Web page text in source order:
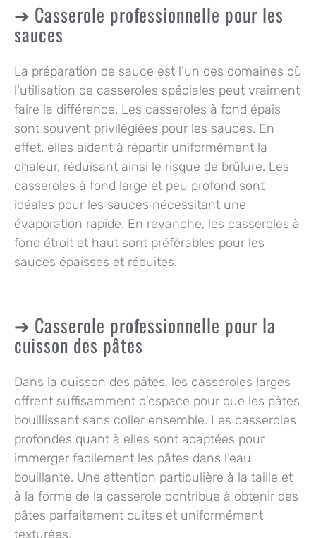
Casserole professionnelle pour les
sauces
La préparation de sauce est l’un des domaines où
l’utilisation de casseroles spéciales peut vraiment
faire la différence. Les casseroles à fond épais
sont souvent privilégiées pour les sauces. En
effet, elles aident à répartir uniformément la
chaleur, réduisant ainsi le risque de brûlure. Les
casseroles à fond large et peu profond sont
idéales pour les sauces nécessitant une
évaporation rapide. En revanche, les casseroles à
fond étroit et haut sont préférables pour les
sauces épaisses et réduites.
Casserole professionnelle pour la
cuisson des pâtes
Dans la cuisson des pâtes, les casseroles larges
offrent suffisamment d’espace pour que les pâtes
bouillissent sans coller ensemble. Les casseroles
profondes quant à elles sont adaptées pour
immerger facilement les pâtes dans l’eau
bouillante. Une attention particulière à la taille et
à la forme de la casserole contribue à obtenir des
pâtes parfaitement cuites et uniformément
texturées.